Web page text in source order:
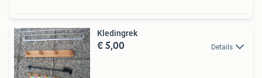
Kledingrek
€ 5,00 Details